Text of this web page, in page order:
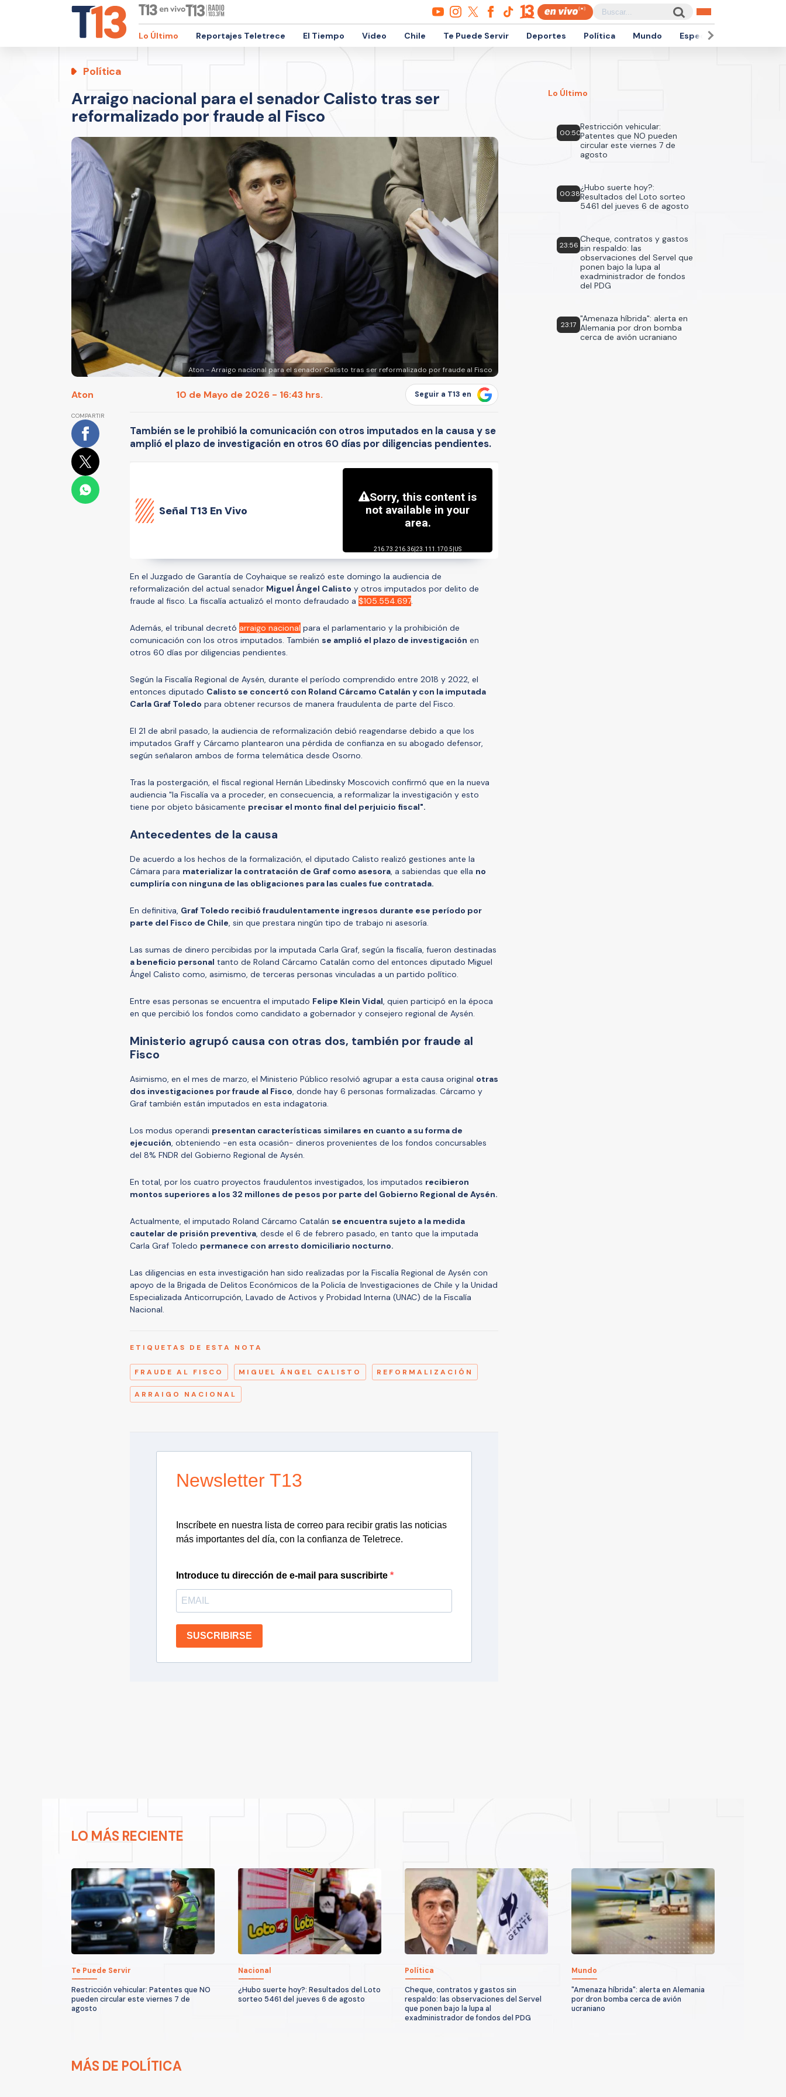
Lo Último Reportajes Teletrece El Tiempo Video Chile Te Puede Servir Deportes Política Mundo Espectáculos
Política
Arraigo nacional para el senador Calisto tras ser
reformalizado por fraude al Fisco
Aton - Arraigo nacional para el senador Calisto tras ser reformalizado por fraude al Fisco
Aton 10 de Mayo de 2026 - 16:43 hrs. Seguir a T13 en
COMPARTIR
También se le prohibió la comunicación con otros imputados en la causa y se
amplió el plazo de investigación en otros 60 días por diligencias pendientes.
Señal T13 En Vivo
En el Juzgado de Garantía de Coyhaique se realizó este domingo la audiencia de
reformalización del actual senador Miguel Ángel Calisto y otros imputados por delito de
fraude al fisco. La fiscalía actualizó el monto defraudado a $105.554.697.
Además, el tribunal decretó arraigo nacional para el parlamentario y la prohibición de
comunicación con los otros imputados. También se amplió el plazo de investigación en
otros 60 días por diligencias pendientes.
Según la Fiscalía Regional de Aysén, durante el período comprendido entre 2018 y 2022, el
entonces diputado Calisto se concertó con Roland Cárcamo Catalán y con la imputada
Carla Graf Toledo para obtener recursos de manera fraudulenta de parte del Fisco.
El 21 de abril pasado, la audiencia de reformalización debió reagendarse debido a que los
imputados Graff y Cárcamo plantearon una pérdida de confianza en su abogado defensor,
según señalaron ambos de forma telemática desde Osorno.
Tras la postergación, el fiscal regional Hernán Libedinsky Moscovich confirmó que en la nueva
audiencia "la Fiscalía va a proceder, en consecuencia, a reformalizar la investigación y esto
tiene por objeto básicamente precisar el monto final del perjuicio fiscal".
Antecedentes de la causa
De acuerdo a los hechos de la formalización, el diputado Calisto realizó gestiones ante la
Cámara para materializar la contratación de Graf como asesora, a sabiendas que ella no
cumpliría con ninguna de las obligaciones para las cuales fue contratada.
En definitiva, Graf Toledo recibió fraudulentamente ingresos durante ese período por
parte del Fisco de Chile, sin que prestara ningún tipo de trabajo ni asesoría.
Las sumas de dinero percibidas por la imputada Carla Graf, según la fiscalía, fueron destinadas
a beneficio personal tanto de Roland Cárcamo Catalán como del entonces diputado Miguel
Ángel Calisto como, asimismo, de terceras personas vinculadas a un partido político.
Entre esas personas se encuentra el imputado Felipe Klein Vidal, quien participó en la época
en que percibió los fondos como candidato a gobernador y consejero regional de Aysén.
Ministerio agrupó causa con otras dos, también por fraude al
Fisco
Asimismo, en el mes de marzo, el Ministerio Público resolvió agrupar a esta causa original otras
dos investigaciones por fraude al Fisco, donde hay 6 personas formalizadas. Cárcamo y
Graf también están imputados en esta indagatoria.
Los modus operandi presentan características similares en cuanto a su forma de
ejecución, obteniendo -en esta ocasión- dineros provenientes de los fondos concursables
del 8% FNDR del Gobierno Regional de Aysén.
En total, por los cuatro proyectos fraudulentos investigados, los imputados recibieron
montos superiores a los 32 millones de pesos por parte del Gobierno Regional de Aysén.
Actualmente, el imputado Roland Cárcamo Catalán se encuentra sujeto a la medida
cautelar de prisión preventiva, desde el 6 de febrero pasado, en tanto que la imputada
Carla Graf Toledo permanece con arresto domiciliario nocturno.
Las diligencias en esta investigación han sido realizadas por la Fiscalía Regional de Aysén con
apoyo de la Brigada de Delitos Económicos de la Policía de Investigaciones de Chile y la Unidad
Especializada Anticorrupción, Lavado de Activos y Probidad Interna (UNAC) de la Fiscalía
Nacional.
ETIQUETAS DE ESTA NOTA
FRAUDE AL FISCO MIGUEL ÁNGEL CALISTO REFORMALIZACIÓN
ARRAIGO NACIONAL
Newsletter T13
Inscríbete en nuestra lista de correo para recibir gratis las noticias
más importantes del día, con la confianza de Teletrece.
Introduce tu dirección de e-mail para suscribirte
SUSCRIBIRSE
Lo Último
00:50
Restricción vehicular:
Patentes que NO pueden
circular este viernes 7 de
agosto
00:38
¿Hubo suerte hoy?:
Resultados del Loto sorteo
5461 del jueves 6 de agosto
23:56
Cheque, contratos y gastos
sin respaldo: las
observaciones del Servel que
ponen bajo la lupa al
exadministrador de fondos
del PDG
23:17
"Amenaza híbrida": alerta en
Alemania por dron bomba
cerca de avión ucraniano
LO MÁS RECIENTE
Te Puede Servir
Restricción vehicular: Patentes que NO
pueden circular este viernes 7 de
agosto
Nacional
¿Hubo suerte hoy?: Resultados del Loto
sorteo 5461 del jueves 6 de agosto
Política
Cheque, contratos y gastos sin
respaldo: las observaciones del Servel
que ponen bajo la lupa al
exadministrador de fondos del PDG
Mundo
"Amenaza híbrida": alerta en Alemania
por dron bomba cerca de avión
ucraniano
MÁS DE POLÍTICA